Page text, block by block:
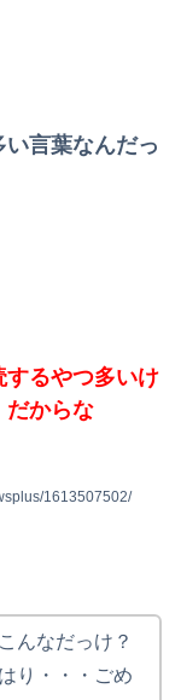
言葉なんだっ
するやつ多いけ
だからな
1613507502/
んなだっけ？
り・・・ごめ